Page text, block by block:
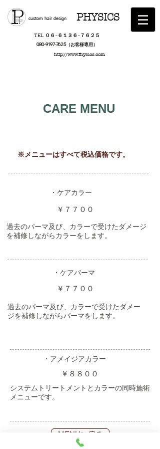
custom hair design PHYSICS
TEL ０６−６１３６−７６２５
​080-9197-7625（お客様専用）
http://www.fhysics.com
CARE MENU
※メニューはすべて税込価格です。
・ケアカラー
￥７７００
過去のパーマ及び、カラーで受けたダメージ
を補修しながらカラーをします。
・ケアパーマ
￥７７００
過去のパーマ及び、カラーで受けたダメー
ジを補修しながらパーマをします。
・アメイジアカラー
￥８８００
​システムトリートメントとカラーの同時施術
メニューです。
MENUに戻る